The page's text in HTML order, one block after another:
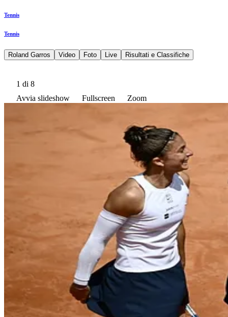
Tennis
Tennis
Roland Garros Video Foto Live Risultati e Classifiche
1 di 8
Avvia slideshow
Fullscreen Zoom